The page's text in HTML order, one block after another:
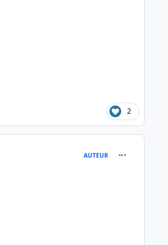
2
AUTEUR